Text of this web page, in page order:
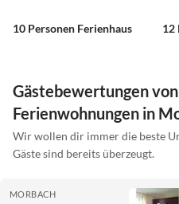
10 Personen Ferienhaus 12
Gästebewertungen
Ferienwohnungen in
Wir wollen dir immer die beste
Gäste sind bereits überzeugt.
MORBACH